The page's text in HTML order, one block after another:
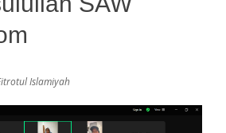
Islamiyah